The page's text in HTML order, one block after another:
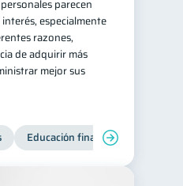
parecen
especialmente
razones,
de adquirir más
mejor sus
Educación financiera